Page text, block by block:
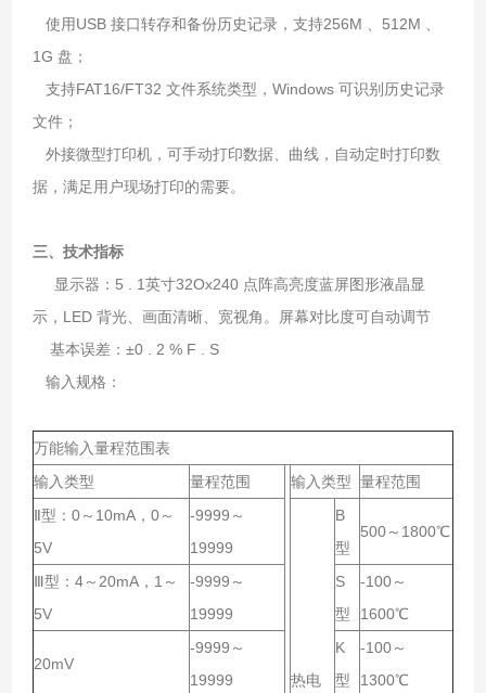
使用USB 接口转存和备份历史记录，支持256M 、512M 、
1G 盘；
支持FAT16/FT32 文件系统类型，Windows 可识别历史记录
文件；
外接微型打印机，可手动打印数据、曲线，自动定时打印数
据，满足用户现场打印的需要。
三、技术指标
显示器：5 . 1英寸32Ox240 点阵高亮度蓝屏图形液晶显
示，LED 背光、画面清晰、宽视角。屏幕对比度可自动调节
基本误差：±0 . 2 % F . S
输入规格：
万能输入量程范围表
输入类型
量程范围 输入类型 量程范围
Ⅱ型：0～10mA，0～
5V
-9999～
19999
热电
B
型
500～1800℃
Ⅲ型：4～20mA，1～
5V
-9999～
19999
S
型
-100～
1600℃
20mV
-9999～
19999
K
型
-100～
1300℃